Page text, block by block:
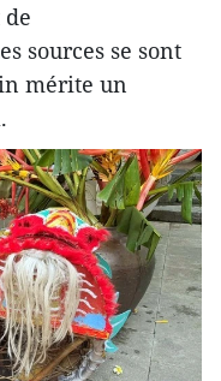
sources se sont
mérite un